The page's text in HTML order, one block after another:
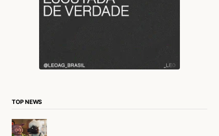
TOP NEWS